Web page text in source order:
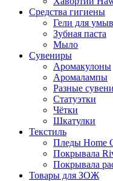
Средства гигиены
Гели для
Зубная паста
Мыло
Сувениры
Аромакулоны
Аромалампы
Разные
Статуэтки
Чётки
Шкатулки
Текстиль
Пледы Home
Покрывала
Покрывала
Товары для ЗОЖ